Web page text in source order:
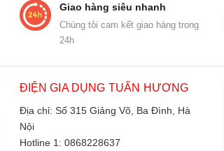
Giao hàng siêu nhanh
Chúng tôi cam kết giao hàng trong
24h
ĐIỆN GIA DỤNG TUẤN HƯƠNG
Địa chỉ: Số 315 Giảng Võ, Ba Đình, Hà
Nội
Hotline 1: 0868228637